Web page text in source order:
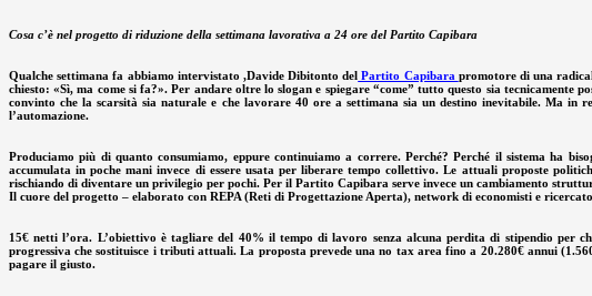
Cosa c’è nel progetto di riduzione della settimana lavorativa a 24 ore del Partito Capibara
Qualche settimana fa abbiamo intervistato ,Davide Dibitonto del Partito Capibara promotore di una
chiesto: «Sì, ma come si fa?». Per andare oltre lo slogan e spiegare “come” tutto questo sia
convinto che la scarsità sia naturale e che lavorare 40 ore a settimana sia un destino inevitabile. Ma
l’automazione.
Produciamo più di quanto consumiamo, eppure continuiamo a correre. Perché? Perché il sistema ha
accumulata in poche mani invece di essere usata per liberare tempo collettivo. Le attuali proposte
rischiando di diventare un privilegio per pochi. Per il Partito Capibara serve invece un cambiamento
Il cuore del progetto – elaborato con REPA (Reti di Progettazione Aperta), network di economisti e
15€ netti l’ora. L’obiettivo è tagliare del 40% il tempo di lavoro senza alcuna perdita di stipendio per
progressiva che sostituisce i tributi attuali. La proposta prevede una no tax area fino a 20.280€ annui
pagare il giusto.